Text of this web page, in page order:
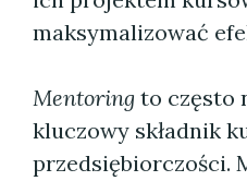
maksymalizować
Mentoring to często
kluczowy składnik
przedsiębiorczości.